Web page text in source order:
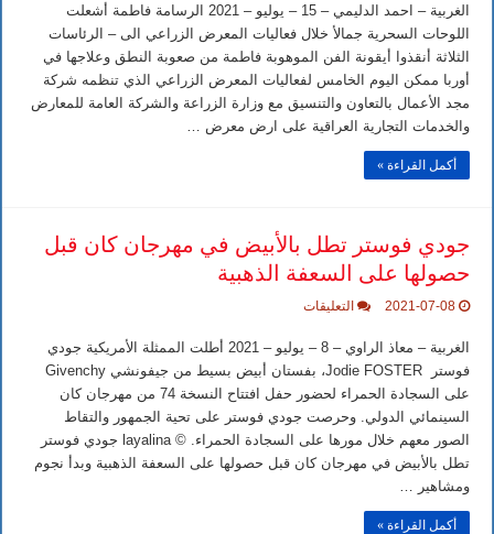
الرئاسات
الثلاثة أنقذوا
أيقونة
الفن
الموهوبة
فاطمة
من
صعوبة
النطق
الغربية – احمد الدليمي – 15 – يوليو – 2021 الرسامة فاطمة أشعلت
اللوحات السحرية جمالأ خلال فعاليات المعرض الزراعي الى – الرئاسات
الثلاثة أنقذوا أيقونة الفن الموهوبة فاطمة من صعوبة النطق وعلاجها في
أوربا ممكن اليوم الخامس لفعاليات المعرض الزراعي الذي تنظمه شركة
مجد الأعمال بالتعاون والتنسيق مع وزارة الزراعة والشركة العامة للمعارض
والخدمات التجارية العراقية على ارض معرض …
أكمل القراءة »
جودي فوستر تطل بالأبيض في مهرجان كان قبل
حصولها على السعفة الذهبية
2021-07-08 التعليقات
تطل
بالأبيض
في
مهرجان
كان
قبل
حصولها
على
السعفة
الغربية – معاذ الراوي – 8 – يوليو – 2021 أطلت الممثلة الأمريكية جودي
فوستر Jodie FOSTER، بفستان أبيض بسيط من جيفونشي Givenchy
على السجادة الحمراء لحضور حفل افتتاح النسخة 74 من مهرجان كان
السينمائي الدولي. وحرصت جودي فوستر على تحية الجمهور والتقاط
الصور معهم خلال مورها على السجادة الحمراء. © layalina جودي فوستر
تطل بالأبيض في مهرجان كان قبل حصولها على السعفة الذهبية وبدأ نجوم
ومشاهير …
أكمل القراءة »